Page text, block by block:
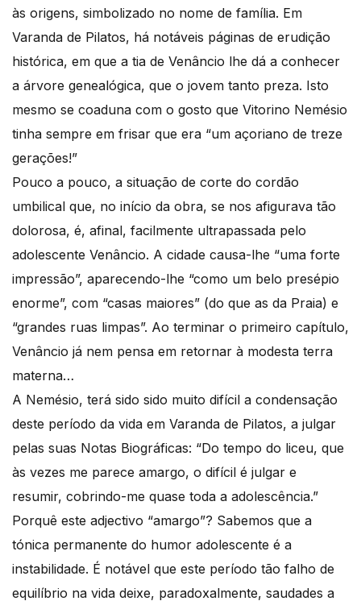
às origens, simbolizado no nome de família. Em
Varanda de Pilatos, há notáveis páginas de erudição
histórica, em que a tia de Venâncio lhe dá a conhecer
a árvore genealógica, que o jovem tanto preza. Isto
mesmo se coaduna com o gosto que Vitorino Nemésio
tinha sempre em frisar que era “um açoriano de treze
gerações!”
Pouco a pouco, a situação de corte do cordão
umbilical que, no início da obra, se nos afigurava tão
dolorosa, é, afinal, facilmente ultrapassada pelo
adolescente Venâncio. A cidade causa-lhe “uma forte
impressão”, aparecendo-lhe “como um belo presépio
enorme”, com “casas maiores” (do que as da Praia) e
“grandes ruas limpas”. Ao terminar o primeiro capítulo,
Venâncio já nem pensa em retornar à modesta terra
materna…
A Nemésio, terá sido sido muito difícil a condensação
deste período da vida em Varanda de Pilatos, a julgar
pelas suas Notas Biográficas: “Do tempo do liceu, que
às vezes me parece amargo, o difícil é julgar e
resumir, cobrindo-me quase toda a adolescência.”
Porquê este adjectivo “amargo”? Sabemos que a
tónica permanente do humor adolescente é a
instabilidade. É notável que este período tão falho de
equilíbrio na vida deixe, paradoxalmente, saudades a